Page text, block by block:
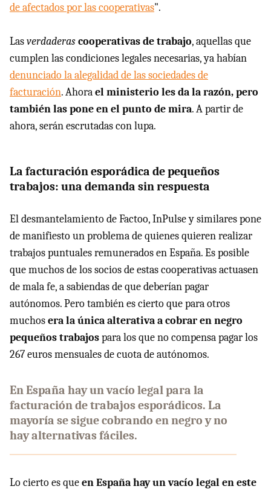
de afectados por las cooperativas".
Lasverdaderascooperativas de trabajo, aquellas que
cumplen las condiciones legales necesarias, ya habían
denunciado la alegalidad de las sociedades de
facturación. Ahorael ministerio les da la razón, pero
también las pone en el punto de mira. A partir de
ahora, serán escrutadas con lupa.
La facturación esporádica de pequeños
trabajos: una demanda sin respuesta
El desmantelamiento de Factoo, InPulse y similares pone
de manifiesto un problema de quienes quieren realizar
trabajos puntuales remunerados en España. Es posible
que muchos de los socios de estas cooperativas actuasen
de mala fe, a sabiendas de que deberían pagar
autónomos. Pero también es cierto que para otros
muchosera la única alterativa a cobrar en negro
pequeños trabajospara los que no compensa pagar los
267 euros mensuales de cuota de autónomos.
En España hay un vacío legal para la
facturación de trabajos esporádicos. La
mayoría se sigue cobrando en negro y no
hay alternativas fáciles.
Lo cierto es queen España hay un vacío legal en este